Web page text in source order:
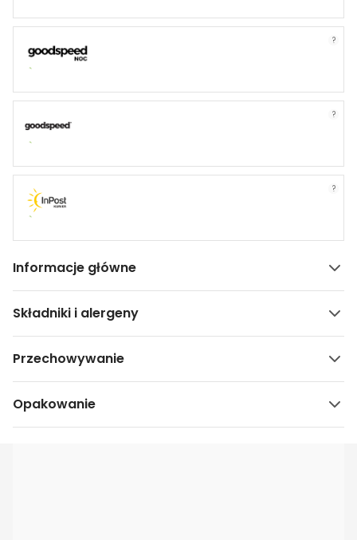
?
?
?
Informacje główne
Składniki i alergeny
Przechowywanie
Opakowanie